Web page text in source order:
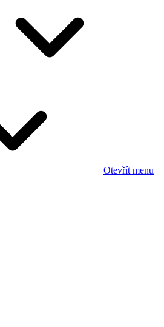
Otevřít menu